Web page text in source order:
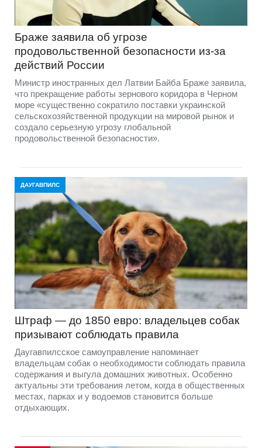
Браже заявила об угрозе
продовольственной безопасности из-за
действий России
Министр иностранных дел Латвии Байба Браже заявила,
что прекращение работы зернового коридора в Черном
море «существенно сократило поставки украинской
сельскохозяйственной продукции на мировой рынок и
создало серьезную угрозу глобальной
продовольственной безопасности».
ДАУГАВПИЛС
Штраф — до 1850 евро: владельцев собак
призывают соблюдать правила
Даугавпилсское самоуправление напоминает
владельцам собак о необходимости соблюдать правила
содержания и выгула домашних животных. Особенно
актуальны эти требования летом, когда в общественных
местах, парках и у водоемов становится больше
отдыхающих.